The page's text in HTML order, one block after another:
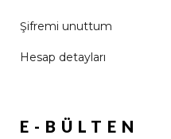
Şifremi unuttum
Hesap detayları
E-BÜLTEN